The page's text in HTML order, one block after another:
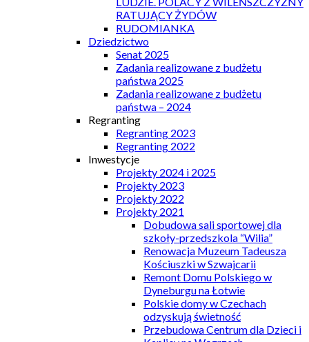
RATUJĄCY ŻYDÓW
RUDOMIANKA
Dziedzictwo
Senat 2025
Zadania realizowane z budżetu
państwa 2025
Zadania realizowane z budżetu
państwa – 2024
Regranting
Regranting 2023
Regranting 2022
Inwestycje
Projekty 2024 i 2025
Projekty 2023
Projekty 2022
Projekty 2021
Dobudowa sali sportowej dla
szkoły-przedszkola “Wilia”
Renowacja Muzeum Tadeusza
Kościuszki w Szwajcarii
Remont Domu Polskiego w
Dyneburgu na Łotwie
Polskie domy w Czechach
odzyskują świetność
Przebudowa Centrum dla Dzieci i